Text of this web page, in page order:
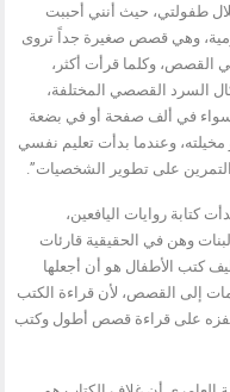
طفولتي، حيث أنني أحببت
وهي قصص صغيرة جداً تروى
وكلما قرأت أكثر،
السرد القصصي المختلفة،
سواء في ألف صفحة أو في بضعة
وعندما بدأت تعليم نفسي
على تطوير الشخصيات”.
كتابة روايات اليافعين،
وهن في الحقيقية قارئات
كتب الأطفال هو أن أجعلها
إلى القصص، لأن قراءة الكتب
على قراءة قصص أطول وكتب